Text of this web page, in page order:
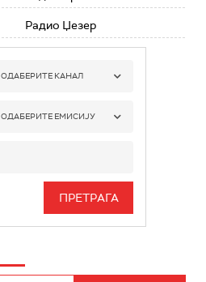
Радио Џезер
ОДАБЕРИТЕ КАНАЛ
РАДИО БЕОГРАД 1
РАДИО БЕОГРАД 3
ОДАБЕРИТЕ ЕМИСИЈУ
ИНФО